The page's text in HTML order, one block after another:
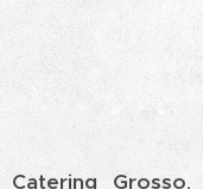
Catering Grosso,